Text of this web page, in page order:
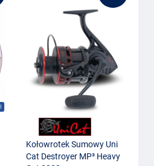
Kołowrotek Sumowy Uni
Cat Destroyer MP³ Heavy